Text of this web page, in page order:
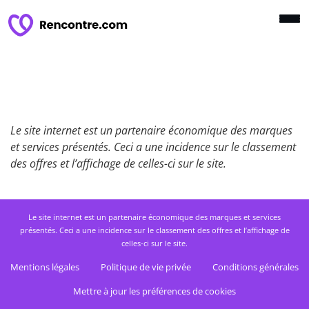
Le site internet est un partenaire économique des marques
et services présentés. Ceci a une incidence sur le classement
des offres et l’affichage de celles-ci sur le site.
Le site internet est un partenaire économique des marques et services
présentés. Ceci a une incidence sur le classement des offres et l’affichage de
celles-ci sur le site.
Mentions légales Politique de vie privée
Conditions générales
Mettre à jour les préférences de cookies